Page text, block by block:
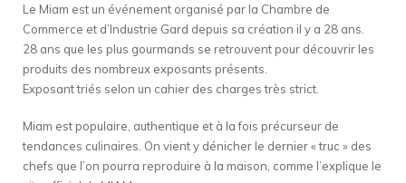
Le Miam est un événement organisé par la Chambre de
Commerce et d’Industrie Gard depuis sa création il y a 28 ans.
28 ans que les plus gourmands se retrouvent pour découvrir les
produits des nombreux exposants présents.
Exposant triés selon un cahier des charges très strict.
Miam est populaire, authentique et à la fois précurseur de
tendances culinaires. On vient y dénicher le dernier « truc » des
chefs que l’on pourra reproduire à la maison, comme l’explique le